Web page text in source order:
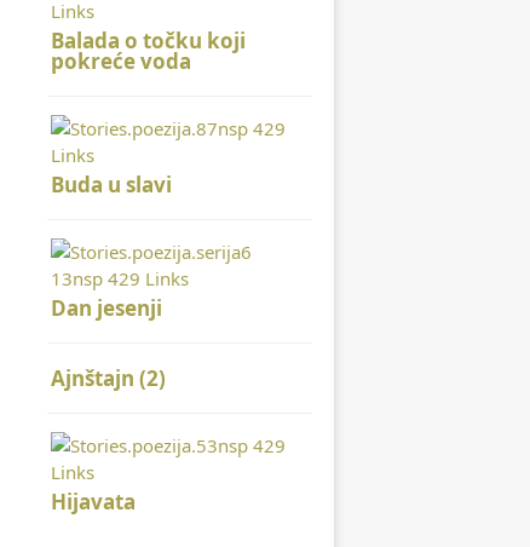
Balada o točku koji
pokreće voda
Buda u slavi
Dan jesenji
Ajnštajn (2)
Hijavata